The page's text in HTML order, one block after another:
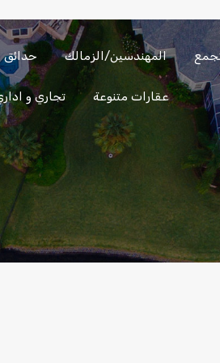
التجمع
العين
السخنة
الساحل
الشمالي
حدائق المهندسين/الزمالك
تجاري و عقارات متنوعة